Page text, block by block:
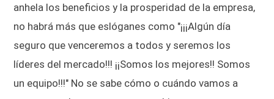
anhela los beneficios y la prosperidad de la empresa,
no habrá más que eslóganes como "¡¡¡Algún día
seguro que venceremos a todos y seremos los
líderes del mercado!!! ¡¡Somos los mejores!! Somos
un equipo!!!" No se sabe cómo o cuándo vamos a